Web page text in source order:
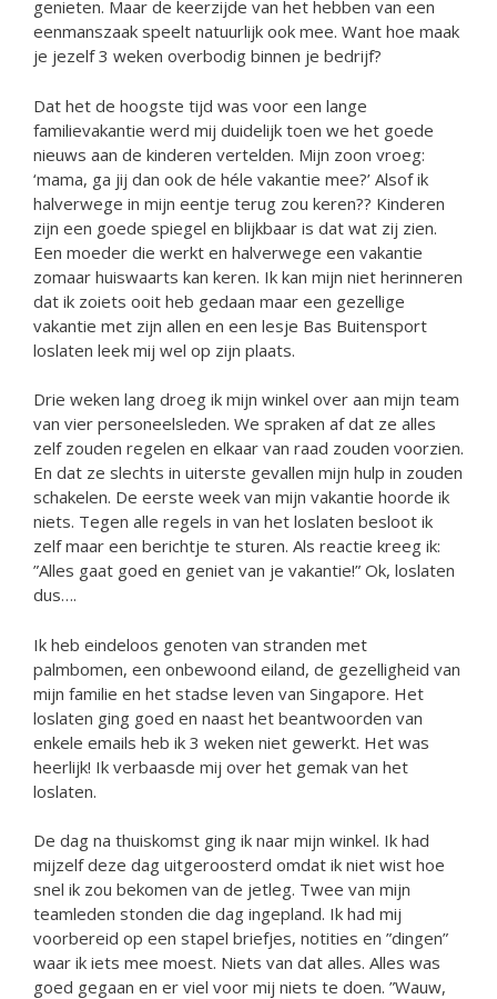
genieten. Maar de keerzijde van het hebben van een
eenmanszaak speelt natuurlijk ook mee. Want hoe maak
je jezelf 3 weken overbodig binnen je bedrijf?
Dat het de hoogste tijd was voor een lange
familievakantie werd mij duidelijk toen we het goede
nieuws aan de kinderen vertelden. Mijn zoon vroeg:
‘mama, ga jij dan ook de héle vakantie mee?’ Alsof ik
halverwege in mijn eentje terug zou keren?? Kinderen
zijn een goede spiegel en blijkbaar is dat wat zij zien.
Een moeder die werkt en halverwege een vakantie
zomaar huiswaarts kan keren. Ik kan mijn niet herinneren
dat ik zoiets ooit heb gedaan maar een gezellige
vakantie met zijn allen en een lesje Bas Buitensport
loslaten leek mij wel op zijn plaats.
Drie weken lang droeg ik mijn winkel over aan mijn team
van vier personeelsleden. We spraken af dat ze alles
zelf zouden regelen en elkaar van raad zouden voorzien.
En dat ze slechts in uiterste gevallen mijn hulp in zouden
schakelen. De eerste week van mijn vakantie hoorde ik
niets. Tegen alle regels in van het loslaten besloot ik
zelf maar een berichtje te sturen. Als reactie kreeg ik:
”Alles gaat goed en geniet van je vakantie!” Ok, loslaten
dus….
Ik heb eindeloos genoten van stranden met
palmbomen, een onbewoond eiland, de gezelligheid van
mijn familie en het stadse leven van Singapore. Het
loslaten ging goed en naast het beantwoorden van
enkele emails heb ik 3 weken niet gewerkt. Het was
heerlijk! Ik verbaasde mij over het gemak van het
loslaten.
De dag na thuiskomst ging ik naar mijn winkel. Ik had
mijzelf deze dag uitgeroosterd omdat ik niet wist hoe
snel ik zou bekomen van de jetleg. Twee van mijn
teamleden stonden die dag ingepland. Ik had mij
voorbereid op een stapel briefjes, notities en ”dingen”
waar ik iets mee moest. Niets van dat alles. Alles was
goed gegaan en er viel voor mij niets te doen. ”Wauw,